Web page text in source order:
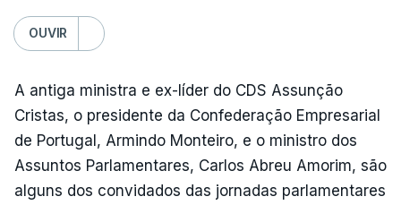
OUVIR
A antiga ministra e ex-líder do CDS Assunção
Cristas, o presidente da Confederação Empresarial
de Portugal, Armindo Monteiro, e o ministro dos
Assuntos Parlamentares, Carlos Abreu Amorim, são
alguns dos convidados das jornadas parlamentares